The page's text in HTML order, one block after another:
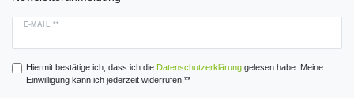
E-MAIL **
Hiermit bestätige ich, dass ich die Daten­schutz­erklärunggelesen habe. Meine
Einwilligung kann ich jederzeit widerrufen.**